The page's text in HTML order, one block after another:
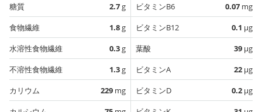
糖質
2.7g
食物繊維
1.8g
水溶性食物繊維
0.3g
不溶性食物繊維
1.3g
カリウム
229 mg
ビタミンB6
0.07 mg
ビタミンB12
0.1 µg
葉酸
39 µg
ビタミンA
22 µg
ビタミンD
0.2 µg